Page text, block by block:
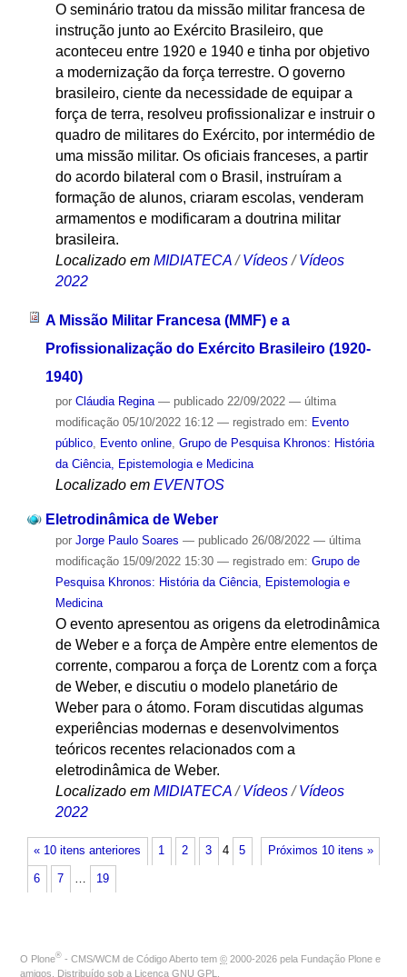
O seminário tratou da missão militar francesa de
instrução junto ao Exército Brasileiro, que
aconteceu entre 1920 e 1940 e tinha por objetivo
a modernização da força terrestre. O governo
brasileiro, ciente da necessidade de equipar a
força de terra, resolveu profissionalizar e instruir o
quadro de militares do Exército, por intermédio de
uma missão militar. Os oficiais franceses, a partir
do acordo bilateral com o Brasil, instruíram a
formação de alunos, criaram escolas, venderam
armamentos e modificaram a doutrina militar
brasileira.
Localizado em MIDIATECA /Vídeos /Vídeos
2022
A Missão Militar Francesa (MMF) e a
Profissionalização do Exército Brasileiro (1920-
1940)
por Cláudia Regina — publicado22/09/2022 — última
modificação05/10/2022 16:12 — registrado em: Evento
público, Evento online, Grupo de Pesquisa Khronos: História
da Ciência, Epistemologia e Medicina
Localizado em EVENTOS
Eletrodinâmica de Weber
por Jorge Paulo Soares — publicado26/08/2022 — última
modificação15/09/2022 15:30 — registrado em: Grupo de
Pesquisa Khronos: História da Ciência, Epistemologia e
Medicina
O evento apresentou as origens da eletrodinâmica
de Weber e a força de Ampère entre elementos de
corrente, comparou a força de Lorentz com a força
de Weber, e discutiu o modelo planetário de
Weber para o átomo. Foram discutidas algumas
experiências modernas e desenvolvimentos
teóricos recentes relacionados com a
eletrodinâmica de Weber.
Localizado em MIDIATECA /Vídeos /Vídeos
2022
« 10 itens anteriores Próximos 10 itens »
1 2 3 4 5
6 7 … 19
O Plone® - CMS/WCM de Código Aberto tem © 2000-2026 pela Fundação Plone e
amigos. Distribuído sob a Licença GNU GPL